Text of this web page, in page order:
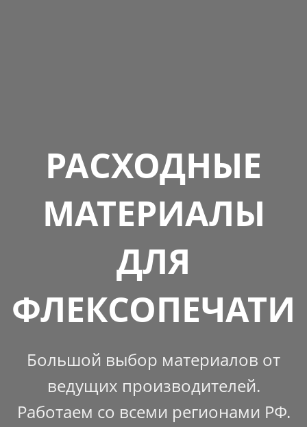
РАСХОДНЫЕ
МАТЕРИАЛЫ
ДЛЯ
ФЛЕКСОПЕЧАТИ
Большой выбор материалов от
ведущих производителей.
Работаем со всеми регионами РФ.